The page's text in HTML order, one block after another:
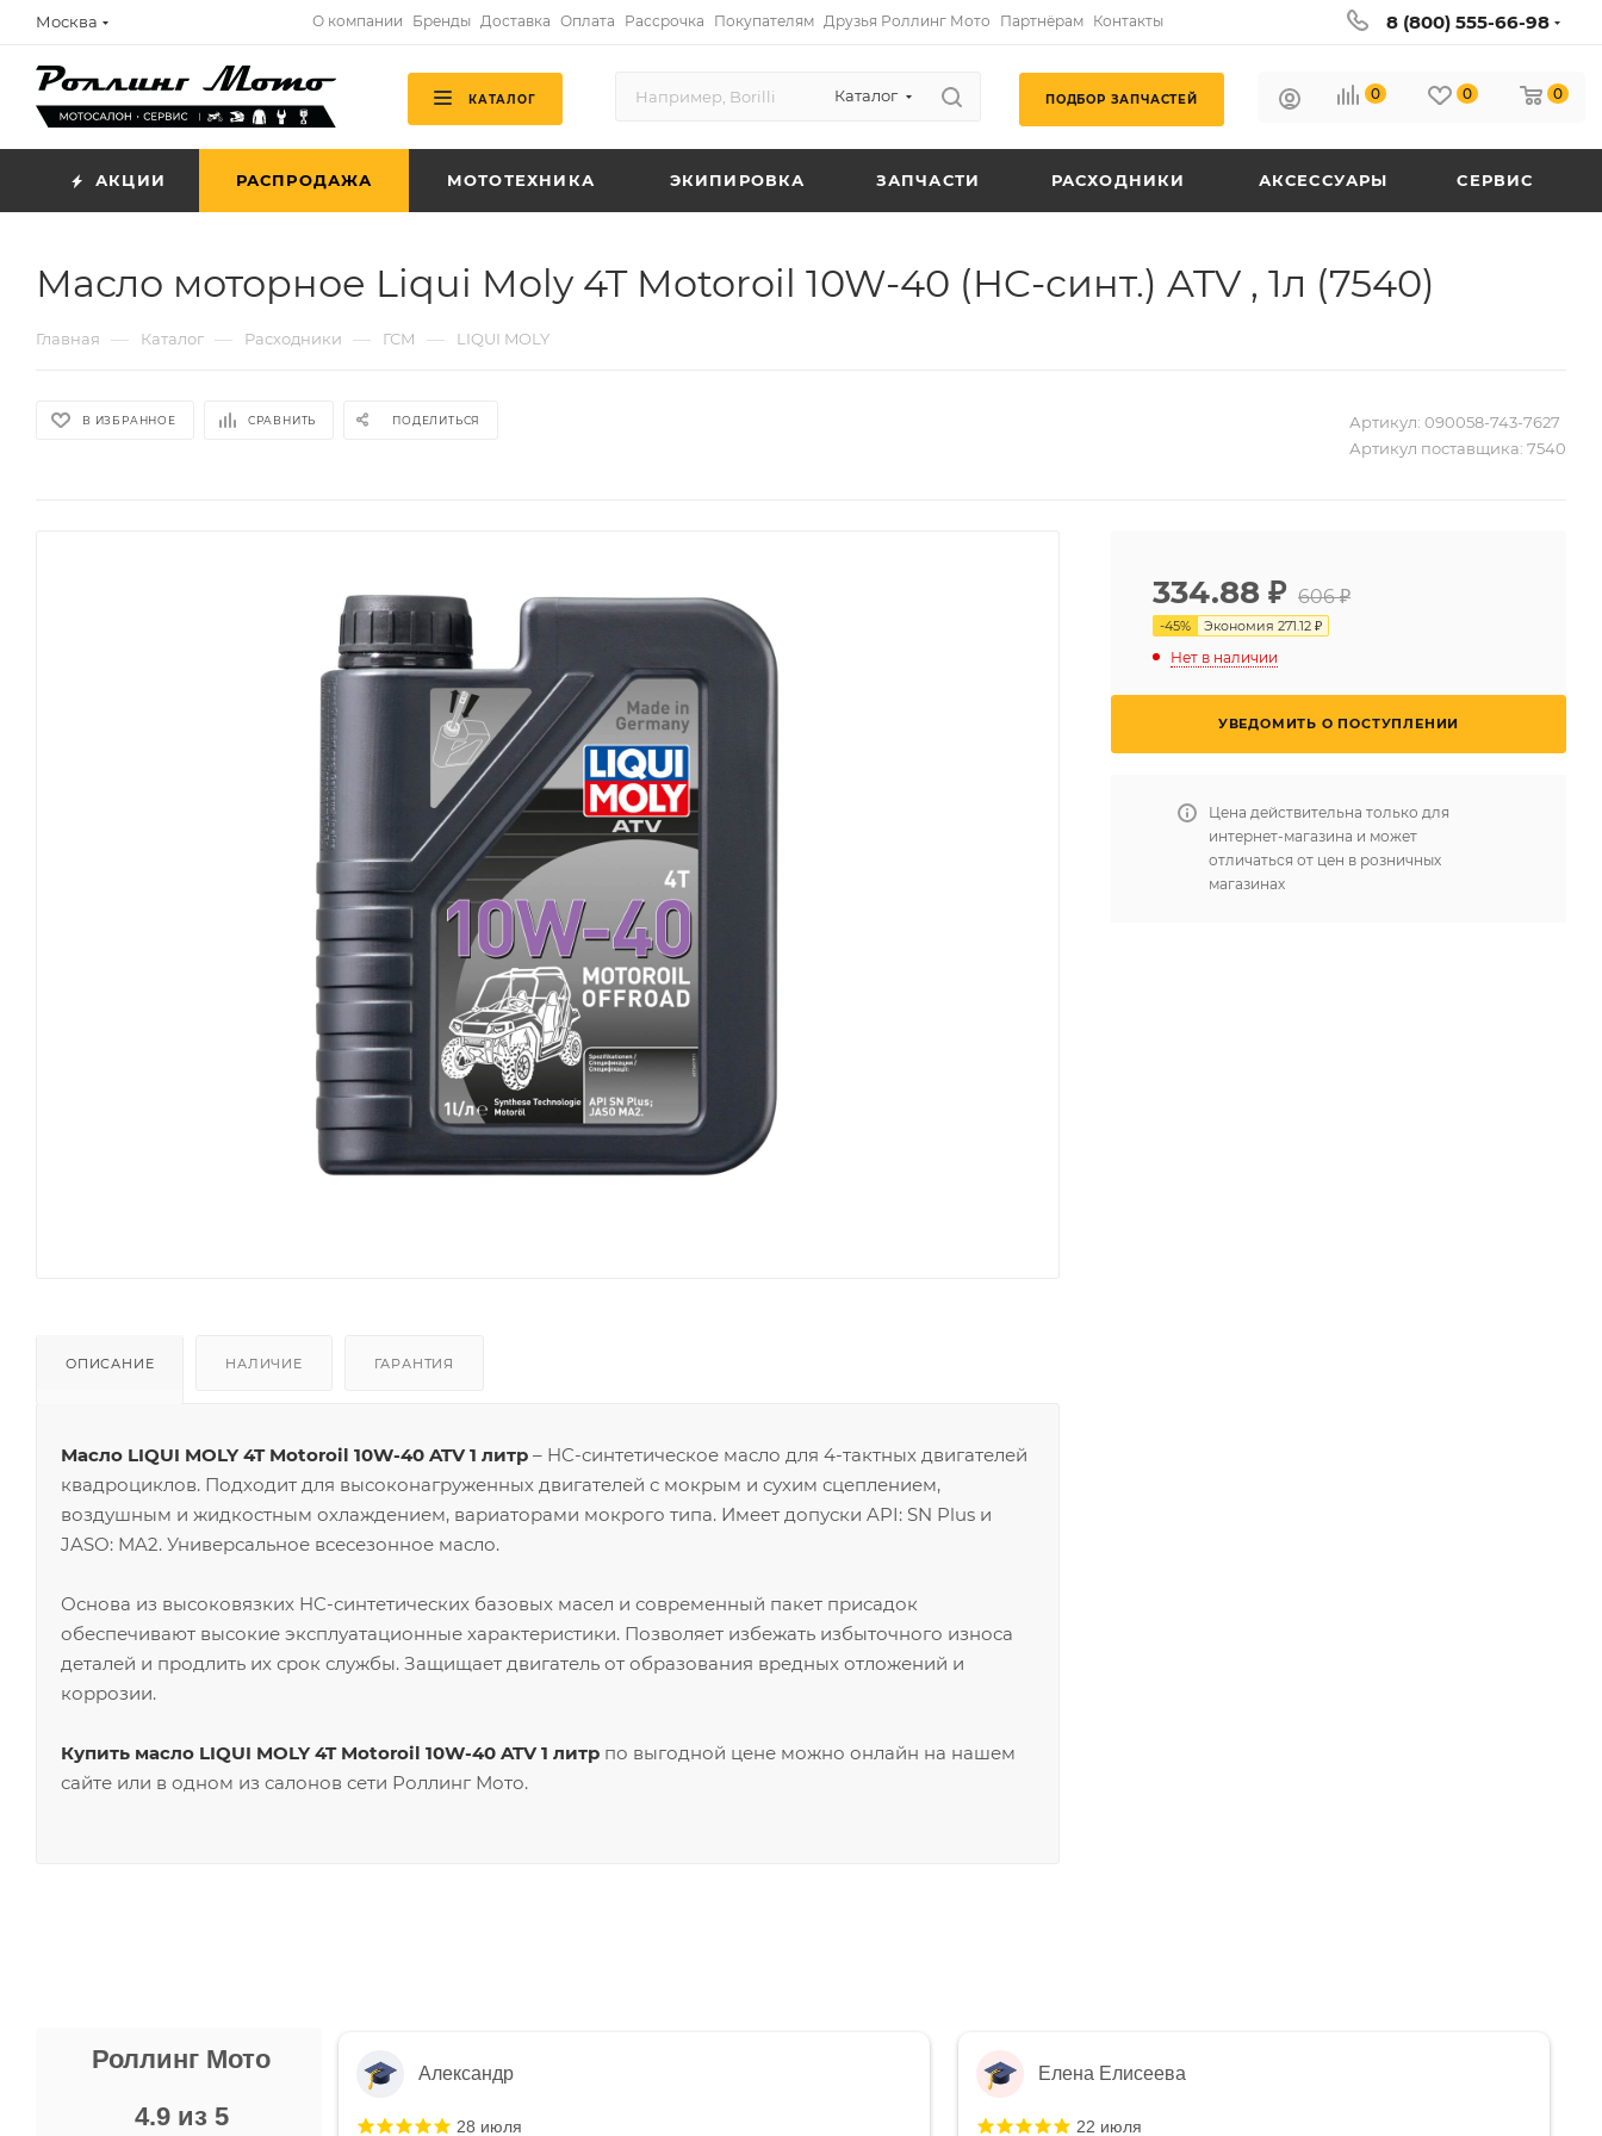
Москва О компании Бренды Доставка Оплата Рассрочка Покупателям Друзья Роллинг Мото Партнёрам Контакты 8 (800) 555-66-98
КАТАЛОГ Каталог ПОДБОР ЗАПЧАСТЕЙ 0 0 0
АКЦИИ РАСПРОДАЖА МОТОТЕХНИКА ЭКИПИРОВКА ЗАПЧАСТИ РАСХОДНИКИ АКСЕССУАРЫ СЕРВИС
Масло моторное Liqui Moly 4T Motoroil 10W-40 (HC-синт.) ATV , 1л (7540)
Главная — Каталог — Расходники — ГСМ — LIQUI MOLY
В ИЗБРАННОЕ СРАВНИТЬ ПОДЕЛИТЬСЯ Артикул: 090058-743-7627
Артикул поставщика: 7540
ОПИСАНИЕ НАЛИЧИЕ ГАРАНТИЯ
Масло LIQUI MOLY 4T Motoroil 10W-40 ATV 1 литр – HC-синтетическое масло для 4-тактных двигателей
квадроциклов. Подходит для высоконагруженных двигателей с мокрым и сухим сцеплением,
воздушным и жидкостным охлаждением, вариаторами мокрого типа. Имеет допуски API: SN Plus и
JASO: MA2. Универсальное всесезонное масло.
Основа из высоковязких HC-синтетических базовых масел и современный пакет присадок
обеспечивают высокие эксплуатационные характеристики. Позволяет избежать избыточного износа
деталей и продлить их срок службы. Защищает двигатель от образования вредных отложений и
коррозии.
Купить масло LIQUI MOLY 4T Motoroil 10W-40 ATV 1 литр по выгодной цене можно онлайн на нашем
сайте или в одном из салонов сети Роллинг Мото.
334.88 ₽ 606 ₽
-45% Экономия 271.12 ₽
Нет в наличии
УВЕДОМИТЬ О ПОСТУПЛЕНИИ
Цена действительна только для
интернет-магазина и может
отличаться от цен в розничных
магазинах
Роллинг Мото
4.9 из 5
Александр
28 июля
Елена Елисеева
22 июля